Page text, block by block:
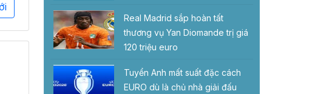
Real Madrid sắp hoàn tất
thương vụ Yan Diomande trị giá
120 triệu euro
Tuyển Anh mất suất đặc cách
EURO dù là chủ nhà giải đấu